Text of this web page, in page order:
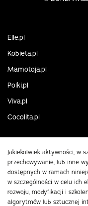
Elle.pl
Kobieta.pl
Mamotoja.pl
Polki.pl
Viva.pl
Cocolita.pl
Jakiekolwiek aktywności, w
przechowywanie, lub inne
dostępnych w ramach
w szczególności w celu ich
rozwoju, modyfikacji i
algorytmów lub sztucznej